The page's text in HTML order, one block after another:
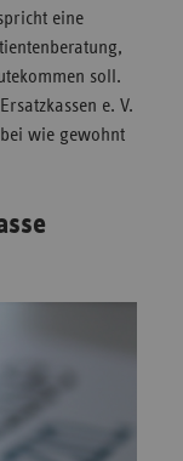
eine
soll.
e. V.
wie gewohnt